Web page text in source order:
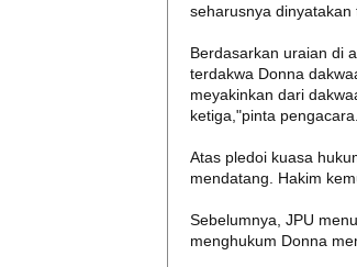
seharusnya dinyatakan
Berdasarkan uraian di
terdakwa Donna
meyakinkan dari
ketiga,"pinta pengacara.
Atas pledoi kuasa
mendatang. Hakim
Sebelumnya, JPU
menghukum Donna